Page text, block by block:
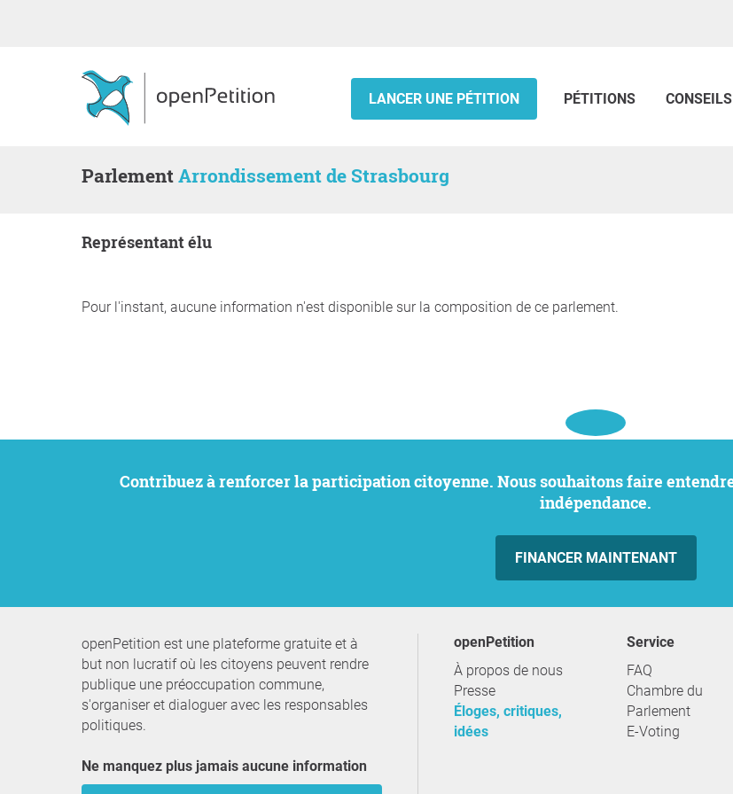
LANCER UNE PÉTITION PÉTITIONS CONSEILS
ParlementArrondissement de Strasbourg
Représentant élu
Pour l'instant, aucune information n'est disponible sur la composition de ce parlement.
Contribuez à renforcer la participation citoyenne. Nous souhaitons faire entendre vos préoccupations tout en préservant notre
indépendance.
FINANCER MAINTENANT
openPetition est une plateforme gratuite et à
but non lucratif où les citoyens peuvent rendre
publique une préoccupation commune,
s'organiser et dialoguer avec les responsables
politiques.
Ne manquez plus jamais aucune information
openPetition
À propos de nous
Presse
Éloges, critiques,
idées
service
FAQ
Chambre du
Parlement
E-Voting